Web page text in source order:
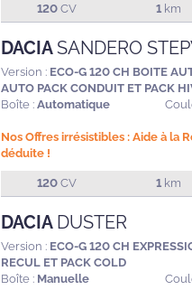
120 CV 1 km
DACIASANDERO
Version : ECO-G 120 CH BOITE
AUTO PACK CONDUIT ET PACK
Boîte : Automatique
Nos Offres irrésistibles : Aide à la
déduite !
120 CV 1 km
DACIA DUSTER
Version : ECO-G 120 CH
RECUL ET PACK COLD
Boîte : Manuelle